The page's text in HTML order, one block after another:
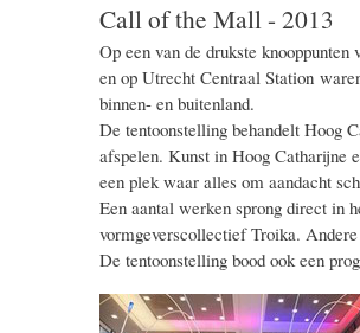
Call of the Mall - 2013
Op een van de drukste
en op Utrecht Centraal Station
binnen- en buitenland.
De tentoonstelling behandelt Hoog
afspelen. Kunst in Hoog Catharijne
een plek waar alles om aandacht
Een aantal werken sprong direct in
vormgeverscollectief Troika.
De tentoonstelling bood ook een